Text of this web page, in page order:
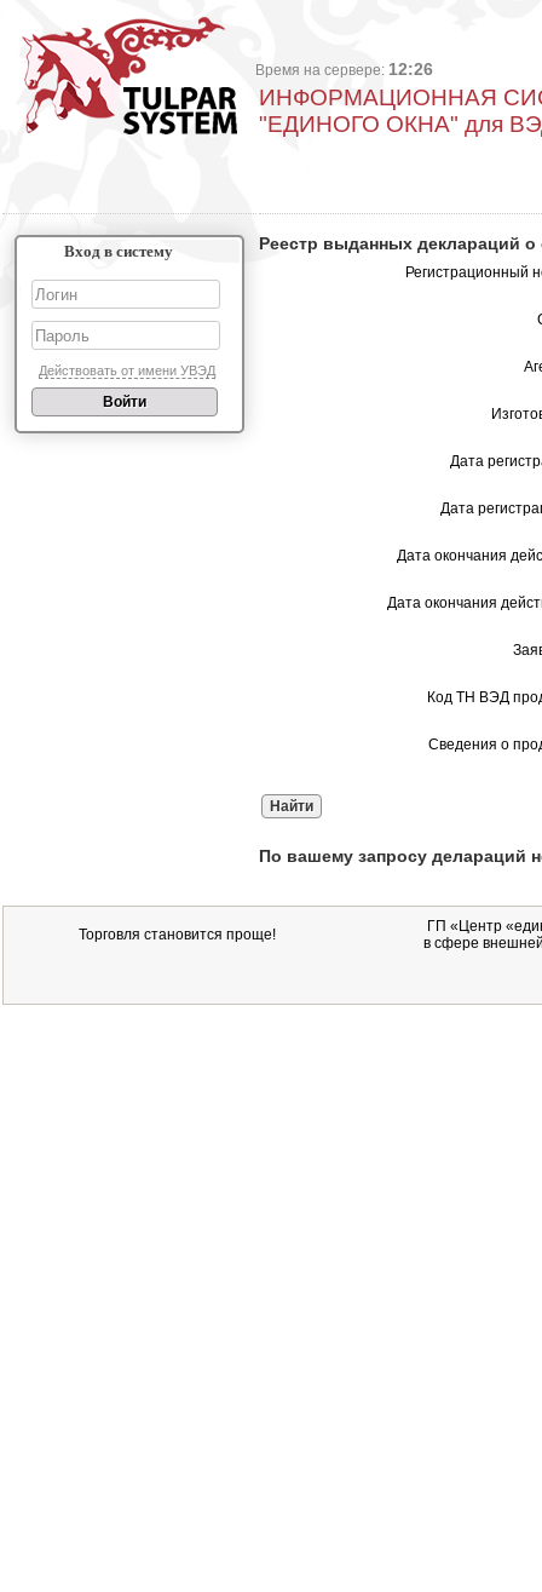
Время на сервере: 12:26
ИНФОРМАЦИОННАЯ
"ЕДИНОГО ОКНА" для
Вход в систему
Действовать от имени УВЭД
Реестр выданных деклараций
Регистрационный
Дата
Дата
Дата окончания
Дата окончания
Код ТН ВЭД
Сведения о
По вашему запросу делараций
Торговля становится проще! ГП «Центр
в сфере